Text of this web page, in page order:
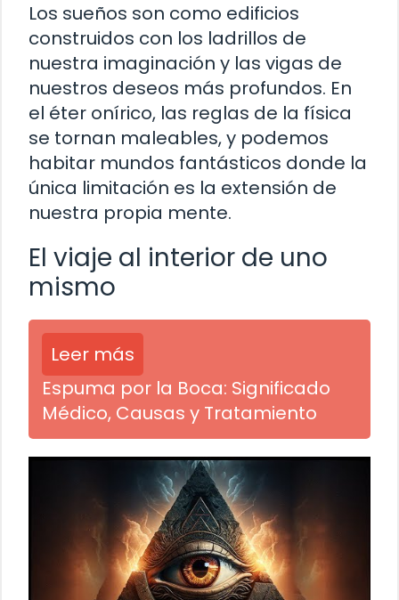
Los sueños son como edificios
construidos con los ladrillos de
nuestra imaginación y las vigas de
nuestros deseos más profundos. En
el éter onírico, las reglas de la física
se tornan maleables, y podemos
habitar mundos fantásticos donde la
única limitación es la extensión de
nuestra propia mente.
El viaje al interior de uno
mismo
Leer más
Espuma por la Boca: Significado
Médico, Causas y Tratamiento